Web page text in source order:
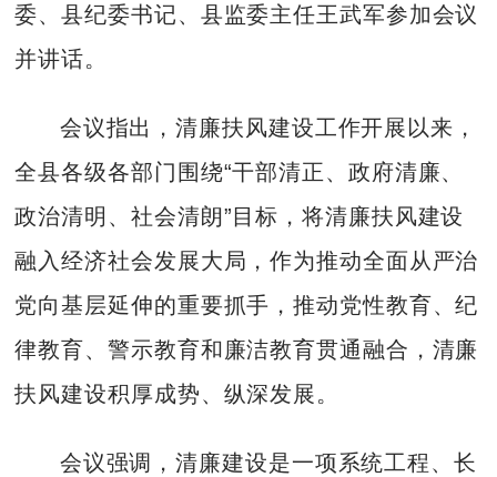
委、县纪委书记、县监委主任王武军参加会议
并讲话。
会议指出，清廉扶风建设工作开展以来，
全县各级各部门围绕“干部清正、政府清廉、
政治清明、社会清朗”目标，将清廉扶风建设
融入经济社会发展大局，作为推动全面从严治
党向基层延伸的重要抓手，推动党性教育、纪
律教育、警示教育和廉洁教育贯通融合，清廉
扶风建设积厚成势、纵深发展。
会议强调，清廉建设是一项系统工程、长